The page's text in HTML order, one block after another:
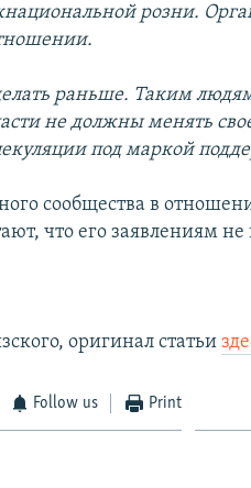
розни.
раньше. Таким
не должны менять
под маркой
сообщества в
что его заявлениям
оригинал статьи
Follow us Print